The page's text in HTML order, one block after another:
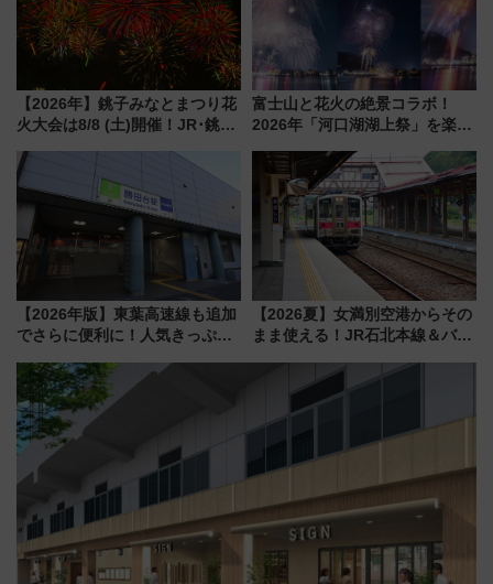
【2026年】銚子みなとまつり花
火大会は8/8 (土)開催！JR･銚子
報、利根川に咲く8,000発の大迫
力＆屋台を満喫
富士山と花火の絶景コラボ！
2026年「河口湖湖上祭」を楽し
【2026年版】東葉高速線も追加
でさらに便利に！人気きっぷ
今年も発売 秋・早春に千葉県を
巡るなら使い勝手・コスパ抜群
【2026夏】女満別空港からその
まま使える！JR石北本線＆バス
ーパス」でおトクに道東観光
（8/3発売）